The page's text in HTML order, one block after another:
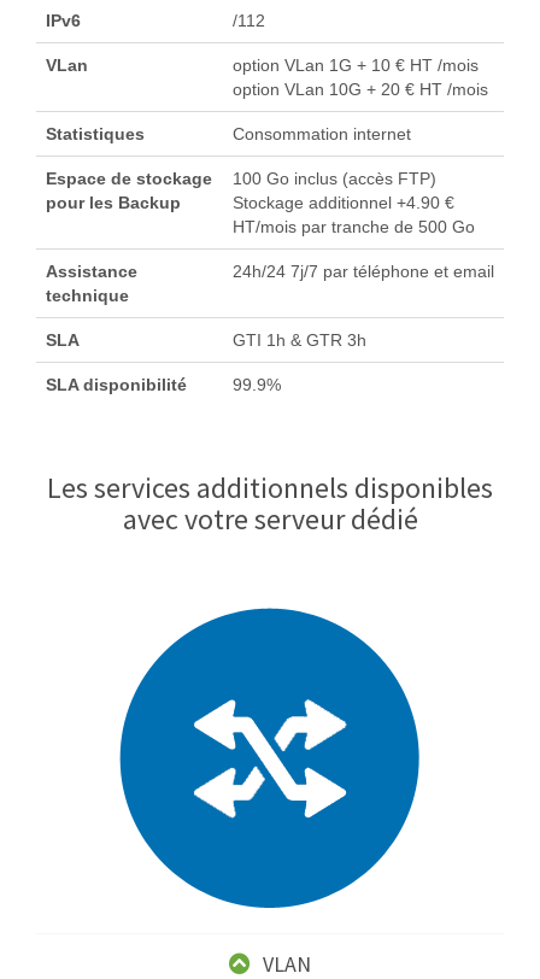
IPv6 /112
VLan
option VLan 1G + 10 € HT /mois
option VLan 10G + 20 € HT /mois
Statistiques Consommation internet
Espace de stockage
pour les Backup
100 Go inclus (accès FTP)
Stockage additionnel +4.90 €
HT/mois par tranche de 500 Go
Assistance
technique
24h/24 7j/7 par téléphone et email
SLA GTI 1h & GTR 3h
SLA disponibilité 99.9%
Les services additionnels disponibles
avec votre serveur dédié
VLAN